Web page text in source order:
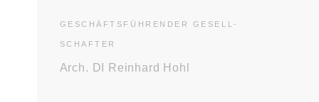
GESCHÄFTS­FÜHRENDER GESELL­
SCHAFTER
Arch. DI Reinhard Hohl